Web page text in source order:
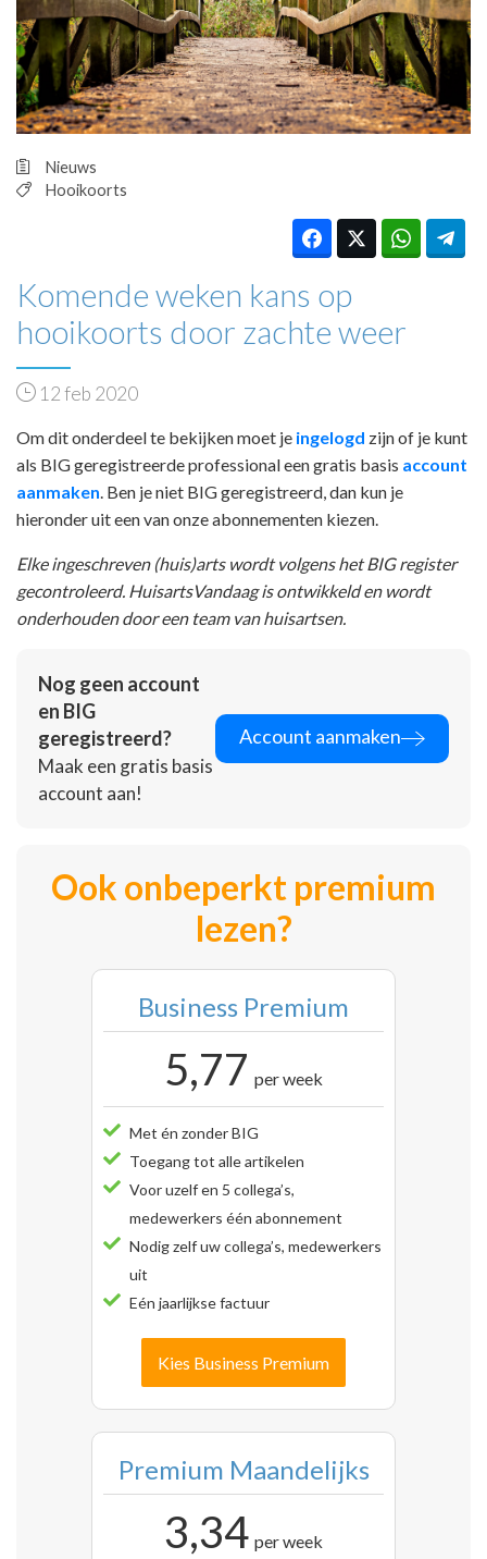
PRAKTIJKZAKEN
TARIEVEN
VPHUISARTSEN
MEDISCHE VAKHANDEL
REGISTRATIE
Nieuws
Hooikoorts
Komende weken kans op
hooikoorts door zachte weer
12 feb 2020
Om dit onderdeel te bekijken moet je ingelogd zijn of je kunt
als BIG geregistreerde professional een gratis basis account
aanmaken . Ben je niet BIG geregistreerd, dan kun je
hieronder uit een van onze abonnementen kiezen.
Elke ingeschreven (huis)arts wordt volgens het BIG register
gecontroleerd. HuisartsVandaag is ontwikkeld en wordt
onderhouden door een team van huisartsen.
Nog geen account
en BIG
geregistreerd?
Maak een gratis basis
account aan!
Account aanmaken
Ook onbeperkt premium
lezen?
Business Premium
5,77 per week
Met én zonder BIG
Toegang tot alle artikelen
Voor uzelf en 5 collega’s,
medewerkers één abonnement
Nodig zelf uw collega’s, medewerkers
uit
Eén jaarlijkse factuur
Kies Business Premium
Premium Maandelijks
3,34 per week